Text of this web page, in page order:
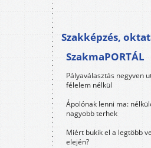
Szakképzés,
SzakmaPORTÁL
Pályaválasztás negyven
félelem nélkül
Ápolónak lenni ma:
nagyobb terhek
Miért bukik el a legtöbb
elején?